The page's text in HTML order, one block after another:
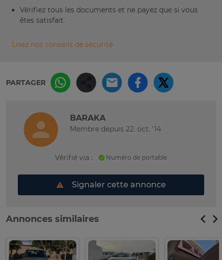
Vérifiez tous les documents et ne payez que si vous
êtes satisfait.
Lisez nos conseils de sécurité
PARTAGER
BARAKA
Membre depuis 22. oct. '14
Vérifié via : Numéro de portable
Signaler cette annonce
Annonces similaires